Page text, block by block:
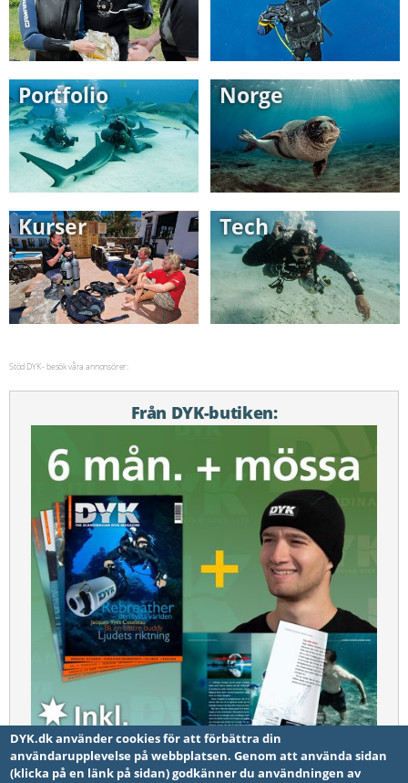
Portfolio Norge
Kurser Tech
Stöd DYK - besök våra annonsörer:
Från DYK-butiken:
DYK.dk använder cookies för att förbättra din
användarupplevelse på webbplatsen. Genom att använda sidan
(klicka på en länk på sidan) godkänner du användningen av